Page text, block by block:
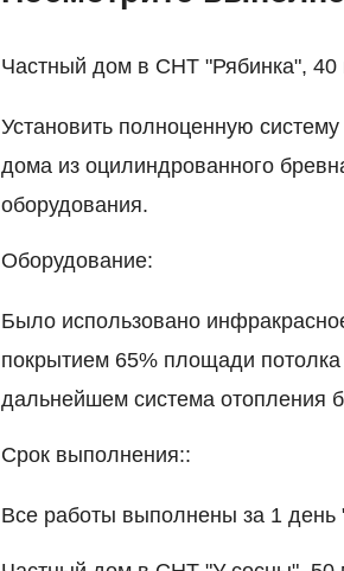
Частный дом в СНТ "Рябинка", 40
Установить полноценную
дома из оцилиндрованного
оборудования.
Оборудование:
Было использовано
покрытием 65% площади
дальнейшем система отопления
Срок выполнения::
Все работы выполнены за 1 день